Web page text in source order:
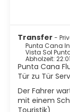
Transfer -
Punta Cana
Vista Sol
Abholzeit: 22:01
Punta Cana
Tür zu Tür
Der Fahrer
mit einem
Touristik)